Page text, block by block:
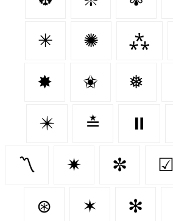
✳ ✺ ⁂
✸ ✬ ❅
✴️ ≛ ⏸️
〽 ✷ ✼ ☑
⊛ ✶ ✻